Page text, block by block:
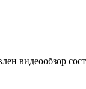
видеообзор